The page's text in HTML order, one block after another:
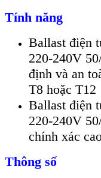
Tính năng
Ballast điện
220-240V
định và an
T8 hoặc T12
Ballast điện
220-240V
chính xác
Thông số